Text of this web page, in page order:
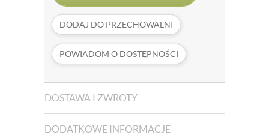
DODAJ DO PRZECHOWALNI
POWIADOM O DOSTĘPNOŚCI
DOSTAWA I ZWROTY
DODATKOWE INFORMACJE